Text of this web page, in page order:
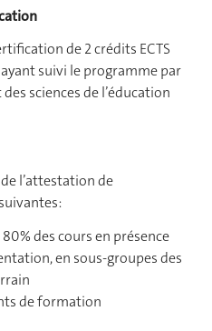
de 2 crédits ECTS
suivi le programme par
sciences de l’éducation
l’attestation de
des cours en présence
en sous-groupes des
de formation